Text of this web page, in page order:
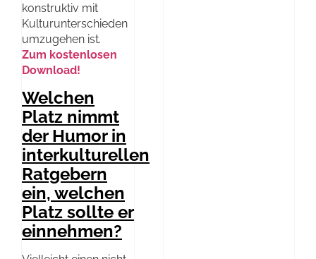
konstruktiv mit
Kulturunterschieden
umzugehen ist.
Zum kostenlosen
Download!
Welchen
Platz nimmt
der Humor in
interkulturellen
Ratgebern
ein, welchen
Platz sollte er
einnehmen?